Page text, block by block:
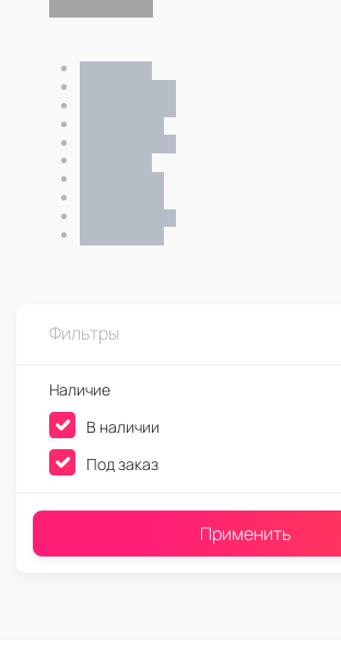
Фильтры
Наличие
В наличии
Под заказ
Применить